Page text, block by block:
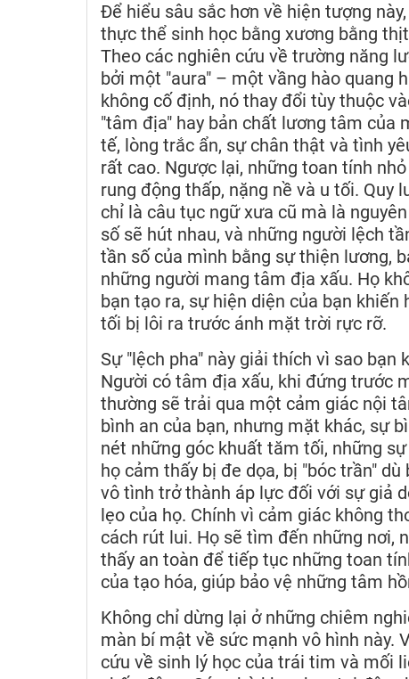
Để hiểu sâu sắc hơn về hiện tượng
thực thể sinh học bằng xương bằng
Theo các nghiên cứu về trường năng
bởi một "aura" – một vầng hào quang
không cố định, nó thay đổi tùy thuộc
"tâm địa" hay bản chất lương tâm của
tế, lòng trắc ẩn, sự chân thật và tình
rất cao. Ngược lại, những toan tính
rung động thấp, nặng nề và u tối. Quy
chỉ là câu tục ngữ xưa cũ mà là
số sẽ hút nhau, và những người lệch
tần số của mình bằng sự thiện lương,
những người mang tâm địa xấu. Họ
bạn tạo ra, sự hiện diện của bạn
tối bị lôi ra trước ánh mặt trời rực rỡ.
Sự "lệch pha" này giải thích vì sao
Người có tâm địa xấu, khi đứng trước
thường sẽ trải qua một cảm giác nội
bình an của bạn, nhưng mặt khác, sự
nét những góc khuất tăm tối, những
họ cảm thấy bị đe dọa, bị "bóc trần"
vô tình trở thành áp lực đối với sự giả
lẹo của họ. Chính vì cảm giác không
cách rút lui. Họ sẽ tìm đến những nơi,
thấy an toàn để tiếp tục những toan
của tạo hóa, giúp bảo vệ những tâm
Không chỉ dừng lại ở những chiêm
màn bí mật về sức mạnh vô hình này.
cứu về sinh lý học của trái tim và mối